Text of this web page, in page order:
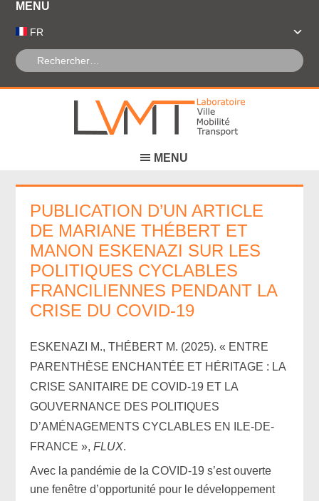
FR
PUBLICATION D’UN ARTICLE
DE MARIANE THÉBERT ET
MANON ESKENAZI SUR LES
POLITIQUES CYCLABLES
FRANCILIENNES PENDANT LA
CRISE DU COVID-19
ESKENAZI M., THÉBERT M. (2025). « ENTRE
PARENTHÈSE ENCHANTÉE ET HÉRITAGE : LA
CRISE SANITAIRE DE COVID-19 ET LA
GOUVERNANCE DES POLITIQUES
D’AMÉNAGEMENTS CYCLABLES EN ILE-DE-
FRANCE »,FLUX.
Avec la pandémie de la COVID-19 s’est ouverte
une fenêtre d’opportunité pour le développement
Panneau de gestion des cookies